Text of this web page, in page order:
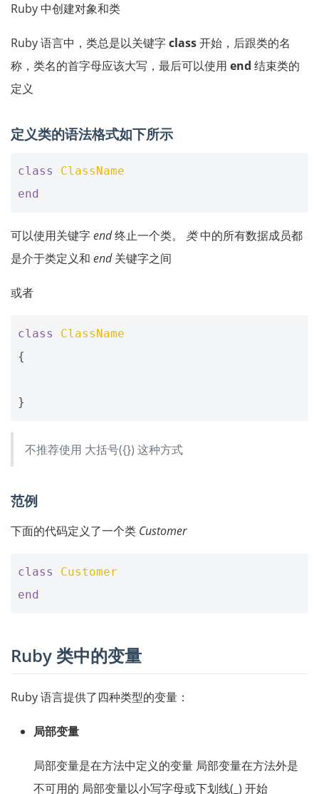
Ruby 中创建对象和类
Ruby 语言中，类总是以关键字class开始，后跟类的名
称，类名的首字母应该大写，最后可以使用 end 结束类的
定义
定义类的语法格式如下所示
class
ClassName
end
可以使用关键字end终止一个类。 类中的所有数据成员都
是介于类定义和 end关键字之间
或者
class
ClassName
{
}
不推荐使用 大括号({}) 这种方式
范例
下面的代码定义了一个类 Customer
class
Customer
end
Ruby 类中的变量
Ruby 语言提供了四种类型的变量：
局部变量
局部变量是在方法中定义的变量 局部变量在方法外是
不可用的 局部变量以小写字母或下划线(_) 开始